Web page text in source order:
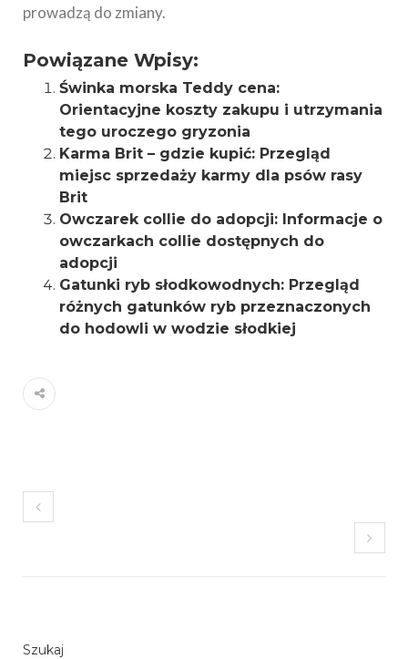
prowadzą do zmiany.
Powiązane Wpisy:
Świnka morska Teddy cena:
Orientacyjne koszty zakupu i utrzymania
tego uroczego gryzonia
Karma Brit – gdzie kupić: Przegląd
miejsc sprzedaży karmy dla psów rasy
Brit
Owczarek collie do adopcji: Informacje o
owczarkach collie dostępnych do
adopcji
Gatunki ryb słodkowodnych: Przegląd
różnych gatunków ryb przeznaczonych
do hodowli w wodzie słodkiej
Szukaj